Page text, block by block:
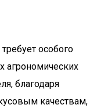
особого
агрономических
благодаря
качествам,